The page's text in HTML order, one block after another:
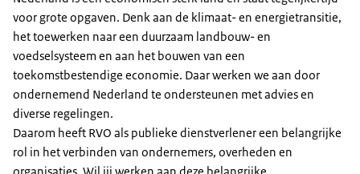
voor grote opgaven. Denk aan de klimaat- en energietransitie,
het toewerken naar een duurzaam landbouw- en
voedselsysteem en aan het bouwen van een
toekomstbestendige economie. Daar werken we aan door
ondernemend Nederland te ondersteunen met advies en
diverse regelingen.
Daarom heeft RVO als publieke dienstverlener een belangrijke
rol in het verbinden van ondernemers, overheden en